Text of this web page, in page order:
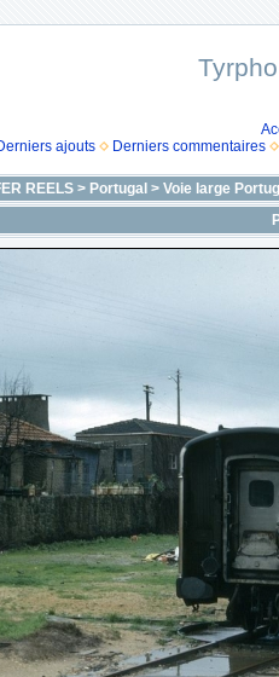
ajouts Derniers commentaires
REELS> Portugal > Voie large